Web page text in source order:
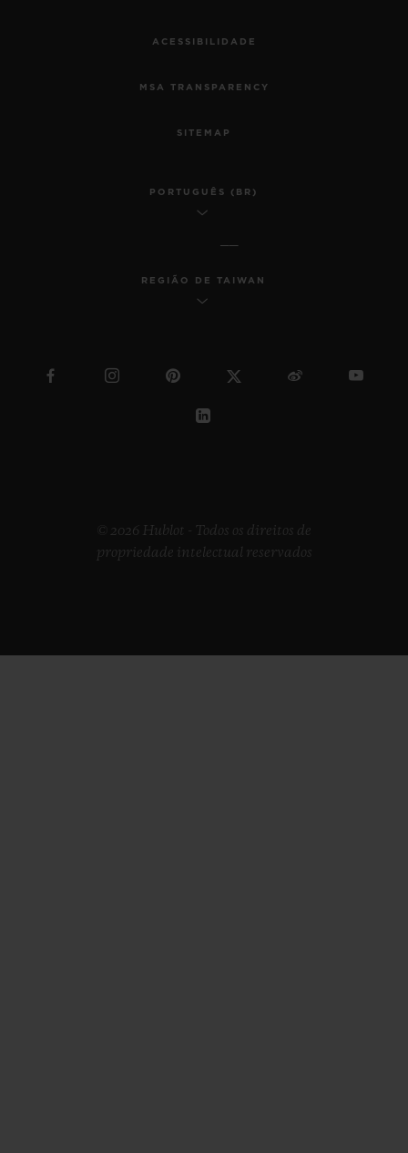
ACESSIBILIDADE
MSA TRANSPARENCY
SITEMAP
PORTUGUÊS (BR)
REGIÃO DE TAIWAN
© 2026 Hublot - Todos os direitos de
propriedade intelectual reservados